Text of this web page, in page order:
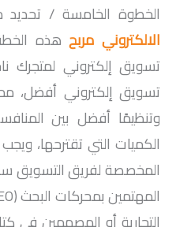
الخطوة الخامسة / تحديد
الالكتروني مربح هذه
تسويق إلكتروني لمتجرك
تسويق إلكتروني أفضل،
وتنظيمًا أفضل بين
الكميات التي تقترحها،
المخصصة لفريق التسويق